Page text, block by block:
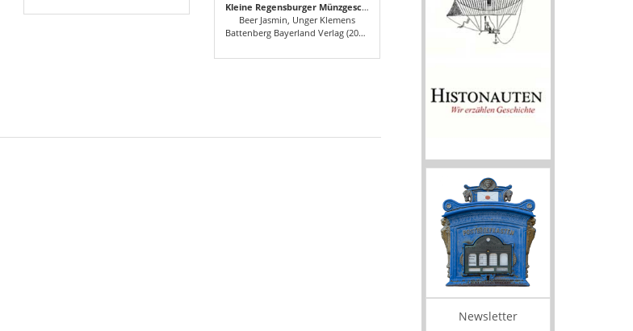
Kleine Regensburger Münzgeschichte
Beer Jasmin, Unger Klemens
Battenberg Bayerland Verlag (2016)
Newsletter